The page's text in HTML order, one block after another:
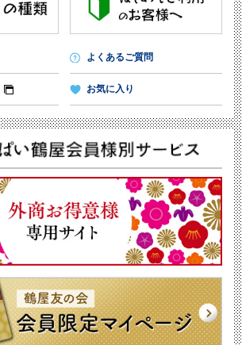
よくあるご質問
お気に入り